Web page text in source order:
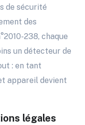
de sécurité
des
238, chaque
un détecteur de
: en tant
appareil devient
légales